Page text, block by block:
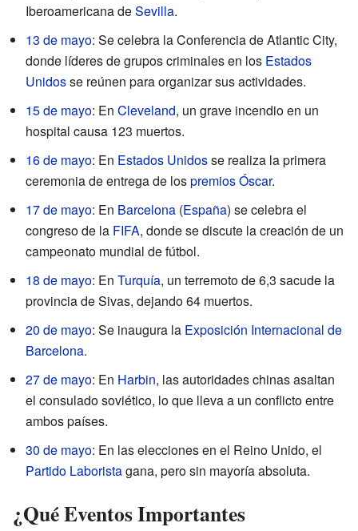
Iberoamericana deSevilla.
13 de mayo: Se celebra la Conferencia de Atlantic City,
donde líderes de grupos criminales en los Estados
Unidosse reúnen para organizar sus actividades.
15 de mayo: En Cleveland, un grave incendio en un
hospital causa 123 muertos.
16 de mayo: En Estados Unidosse realiza la primera
ceremonia de entrega de lospremios Óscar.
17 de mayo: En Barcelona (España) se celebra el
congreso de la FIFA, donde se discute la creación de un
campeonato mundial de fútbol.
18 de mayo: En Turquía, un terremoto de 6,3 sacude la
provincia de Sivas, dejando 64 muertos.
20 de mayo: Se inaugura la Exposición Internacional de
Barcelona.
27 de mayo: En Harbin, las autoridades chinas asaltan
el consulado soviético, lo que lleva a un conflicto entre
ambos países.
30 de mayo: En las elecciones en el Reino Unido, el
Partido Laboristagana, pero sin mayoría absoluta.
¿Qué Eventos Importantes